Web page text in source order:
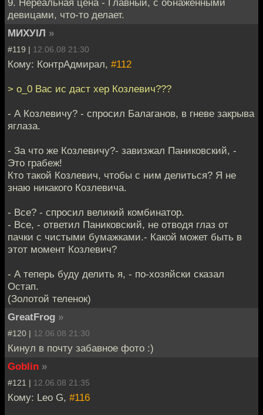
девицами, что-то делает.
МИХУIЛ »
#119 | 12.06.08 21:30
Кому: КонтрАдмирал, #112
> о_0 Вас ис даст хер Козлевич???
- А Козлевичу? - спросил Балаганов, в гневе закрыва
яглаза.
- За что же Козлевичу?- завизжал Паниковский, -
Это грабеж!
Кто такой Козлевич, чтобы с ним делиться? Я не
знаю никакого Козлевича.
- Все? - спросил великий комбинатор.
- Все, - ответил Паниковский, не отводя глаз от
пачки с чистыми бумажками.- Какой может быть в
этот момент Козлевич?
- А теперь буду делить я, - по-хозяйски сказал
Остап.
(Золотой теленок)
GreatFrog »
#120 | 12.06.08 21:30
Кинул в почту забавное фото :)
Goblin »
#121 | 12.06.08 21:35
Кому: Leo G, #116